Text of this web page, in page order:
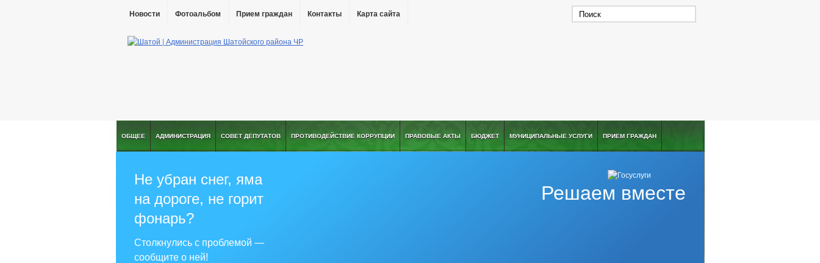
Новости Фотоальбом Прием граждан Контакты Карта сайта
ОБЩЕЕ АДМИНИСТРАЦИЯ СОВЕТ ДЕПУТАТОВ ПРОТИВОДЕЙСТВИЕ КОРРУПЦИИ ПРАВОВЫЕ АКТЫ БЮДЖЕТ МУНИЦИПАЛЬНЫЕ УСЛУГИ ПРИЕМ ГРАЖДАН
Решаем вместе
Не убран снег, яма
на дороге, не горит
фонарь?
Столкнулись с проблемой —
сообщите о ней!